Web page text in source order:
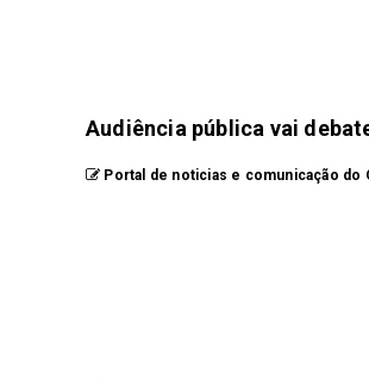
Audiência pública vai
Portal de noticias e comunicação do